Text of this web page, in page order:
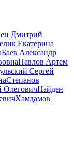
Дмитрий
Екатерина
Баев Александр
Павлов Артем
Сергей
Степанов
ОлеговичНайден
Хамдамов